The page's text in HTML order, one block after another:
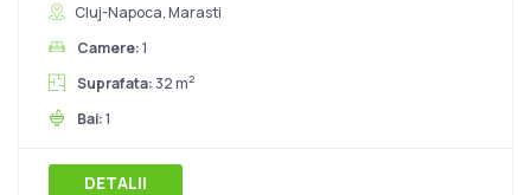
Cluj-Napoca, Marasti
Camere:1
Suprafata: 32 m2
Bai:1
DETALII